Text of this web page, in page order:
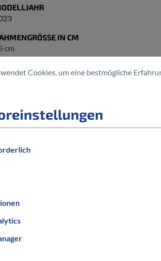
IN CM
cm
Tiefeinstieg
Beleuchtung
Cookies, um eine bestmögliche